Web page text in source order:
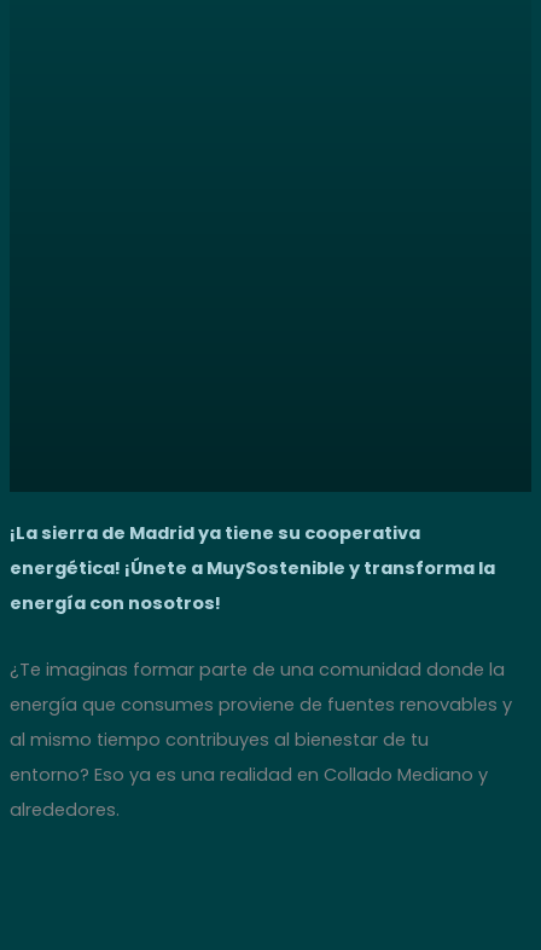
¡La sierra de Madrid ya tiene su cooperativa
energética! ¡Únete a MuySostenible y transforma la
energía con nosotros!
¿Te imaginas formar parte de una comunidad donde la
energía que consumes proviene de fuentes renovables y
al mismo tiempo contribuyes al bienestar de tu
entorno? Eso ya es una realidad en Collado Mediano y
alrededores.